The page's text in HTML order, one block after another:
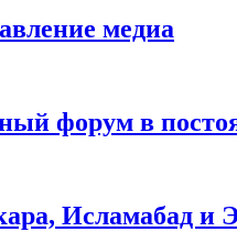
медиа
форум в
Исламабад и